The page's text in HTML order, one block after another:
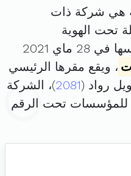
هي شركة ذات
تحت الهوية
. تم تأسيسها في 28 ماي 2021
، ويقع مقرها الرئيسي
رواد (2081)، الشركة
تحت الرقم